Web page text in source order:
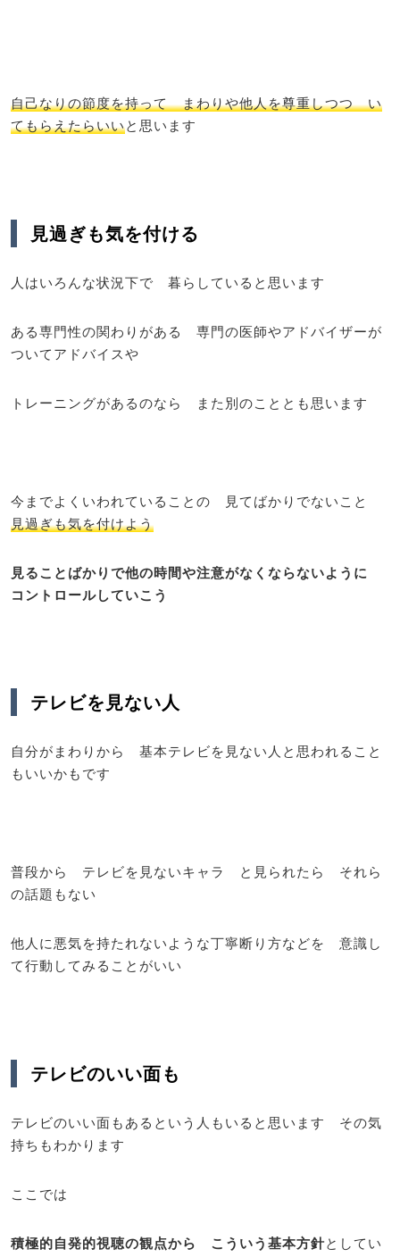
自己なりの節度を持って まわりや他人を尊重しつつ い
てもらえたらいいと思います
見過ぎも気を付ける
人はいろんな状況下で 暮らしていると思います
ある専門性の関わりがある 専門の医師やアドバイザーが
ついてアドバイスや
トレーニングがあるのなら また別のこととも思います
今までよくいわれていることの 見てばかりでないこと
見過ぎも気を付けよう
見ることばかりで他の時間や注意がなくならないように
コントロールしていこう
テレビを見ない人
自分がまわりから 基本テレビを見ない人と思われること
もいいかもです
普段から テレビを見ないキャラ と見られたら それら
の話題もない
他人に悪気を持たれないような丁寧断り方などを 意識し
て行動してみることがいい
テレビのいい面も
テレビのいい面もあるという人もいると思います その気
持ちもわかります
ここでは
積極的自発的視聴の観点から こういう基本方針としてい